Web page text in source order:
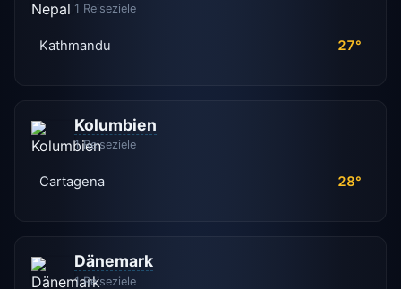
1 Reiseziele
Kathmandu 27°
Kolumbien
1 Reiseziele
Cartagena 28°
Dänemark
1 Reiseziele